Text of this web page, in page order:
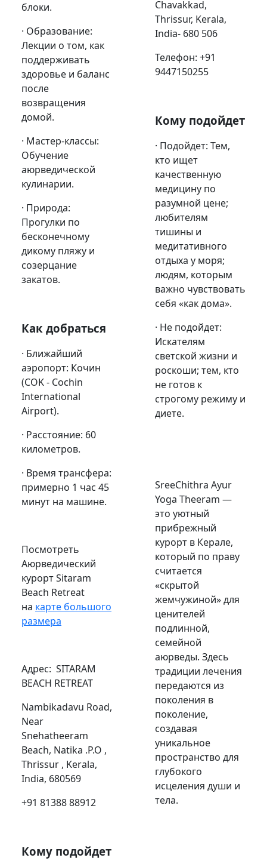
блоки.
· Образование:
Лекции о том, как
поддерживать
здоровье и баланс
после
возвращения
домой.
· Мастер-классы:
Обучение
аюрведической
кулинарии.
· Природа:
Прогулки по
бесконечному
дикому пляжу и
созерцание
закатов.
Как добраться
· Ближайший
аэропорт: Кочин
(COK - Cochin
International
Airport).
· Расстояние: 60
километров.
· Время трансфера:
примерно 1 час 45
минут на машине.
Посмотреть
Аюрведический
курорт Sitaram
Beach Retreat
на карте большого
размера
Адрес: SITARAM
BEACH RETREAT
Nambikadavu Road,
Near
Snehatheeram
Beach, Natika .P.O ,
Thrissur , Kerala,
India, 680569
+91 81388 88912
Кому подойдет
Chavakkad,
Thrissur, Kerala,
India- 680 506
Телефон: +91
9447150255
Кому подойдет
· Подойдет: Тем,
кто ищет
качественную
медицину по
разумной цене;
любителям
тишины и
медитативного
отдыха у моря;
людям, которым
важно чувствовать
себя «как дома».
· Не подойдет:
Искателям
светской жизни и
роскоши; тем, кто
не готов к
строгому режиму и
диете.
SreeChithra Ayur
Yoga Theeram —
это уютный
прибрежный
курорт в Керале,
который по праву
считается
«скрытой
жемчужиной» для
ценителей
подлинной,
семейной
аюрведы. Здесь
традиции лечения
передаются из
поколения в
поколение,
создавая
уникальное
пространство для
глубокого
исцеления души и
тела.